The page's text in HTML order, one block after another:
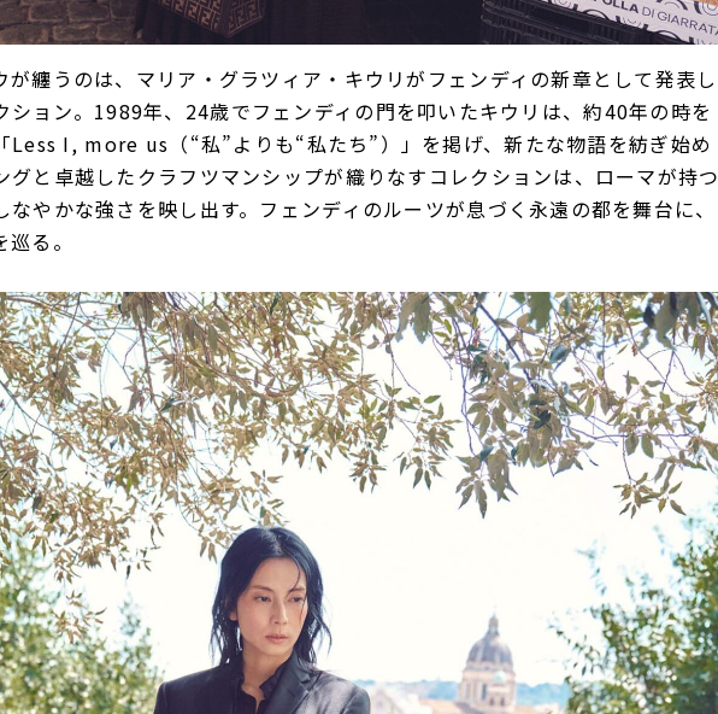
が纏うのは、マリア・グラツィア・キウリがフェンディの新章として発表し
ョン。1989年、24歳でフェンディの門を叩いたキウリは、約40年の時を
Less I, more us（“私”よりも“私たち”）」を掲げ、新たな物語を紡ぎ始め
グと卓越したクラフツマンシップが織りなすコレクションは、ローマが持つ
やかな強さを映し出す。フェンディのルーツが息づく永遠の都を舞台に、
る。